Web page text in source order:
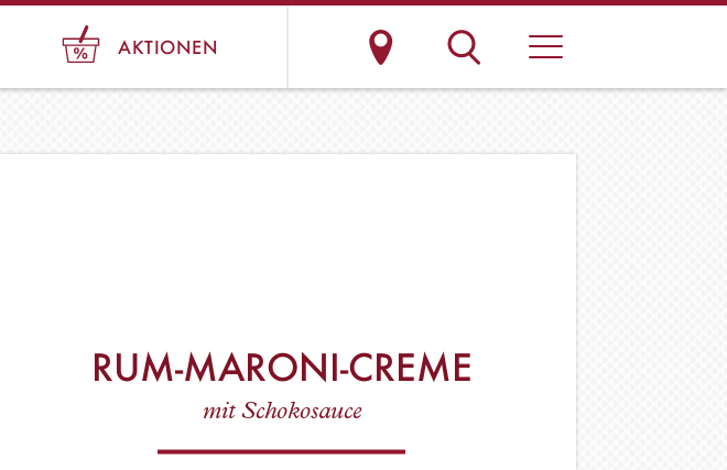
AKTIONEN
RUM-MARONI-CREME
mit Schokosauce